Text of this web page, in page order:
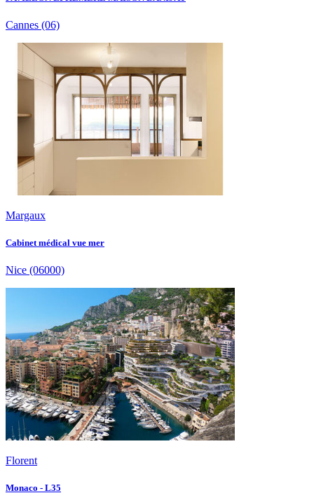
Cannes (06)
Margaux
Cabinet médical vue mer
Nice (06000)
Florent
Monaco - L35